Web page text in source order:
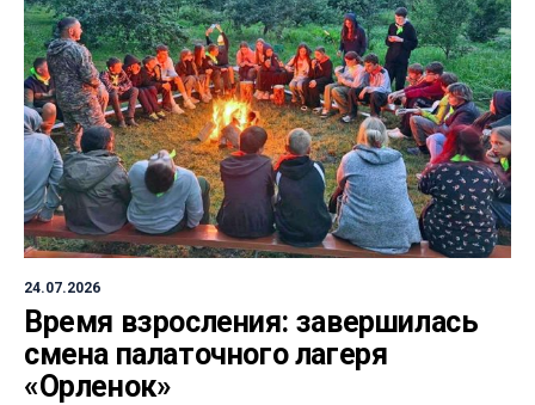
24.07.2026
Время взросления: завершилась
смена палаточного лагеря
«Орленок»